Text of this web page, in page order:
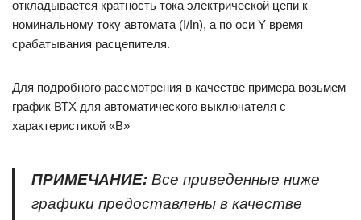
откладывается кратность тока электрической цепи к
номинальному току автомата (I/In), а по оси Y время
срабатывания расцепителя.
Для подробного рассмотрения в качестве примера возьмем
график ВТХ для автоматического выключателя с
характеристикой «B»
ПРИМЕЧАНИЕ: Все приведенные ниже
графики предоставлены в качестве